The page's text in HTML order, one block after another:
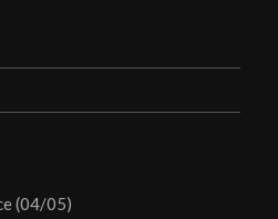
(04/05)